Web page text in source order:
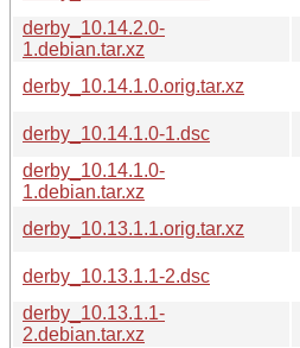
derby_10.14.2.0-
1.debian.tar.xz
derby_10.14.1.0.orig.tar.xz
derby_10.14.1.0-1.dsc
derby_10.14.1.0-
1.debian.tar.xz
derby_10.13.1.1.orig.tar.xz
derby_10.13.1.1-2.dsc
derby_10.13.1.1-
2.debian.tar.xz